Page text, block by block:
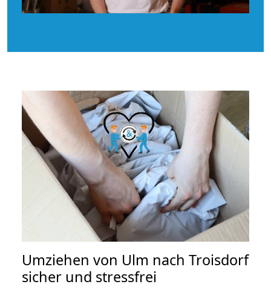
Umziehen von Ulm nach Troisdorf
sicher und stressfrei